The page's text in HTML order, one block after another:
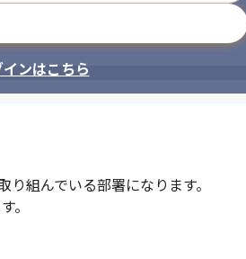
インはこちら
組んでいる部署になります。
。